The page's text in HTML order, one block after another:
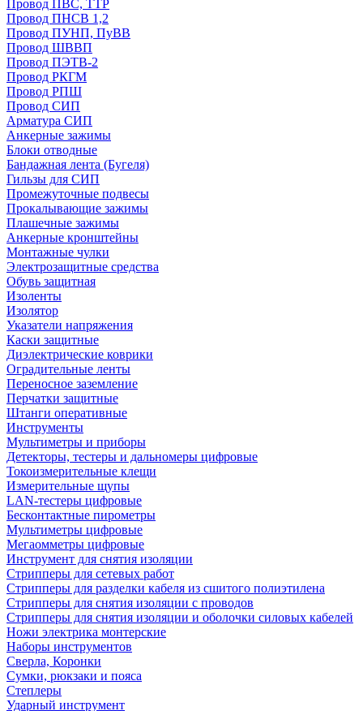
Провод ПВС, ТТР
Провод ПНСВ 1,2
Провод ПУНП, ПуВВ
Провод ШВВП
Провод ПЭТВ-2
Провод РКГМ
Провод РПШ
Провод СИП
Арматура СИП
Анкерные зажимы
Блоки отводные
Бандажная лента (Бугеля)
Гильзы для СИП
Промежуточные подвесы
Прокалывающие зажимы
Плашечные зажимы
Анкерные кронштейны
Монтажные чулки
Электрозащитные средства
Обувь защитная
Изоленты
Изолятор
Указатели напряжения
Каски защитные
Диэлектрические коврики
Оградительные ленты
Переносное заземление
Перчатки защитные
Штанги оперативные
Инструменты
Мультиметры и приборы
Детекторы, тестеры и дальномеры цифровые
Токоизмерительные клещи
Измерительные щупы
LAN-тестеры цифровые
Бесконтактные пирометры
Мультиметры цифровые
Мегаомметры цифровые
Инструмент для снятия изоляции
Стрипперы для сетевых работ
Стрипперы для разделки кабеля из сшитого полиэтилена
Cтрипперы для снятия изоляции с проводов
Стрипперы для снятия изоляции и оболочки силовых кабелей
Ножи электрика монтерские
Наборы инструментов
Сверла, Коронки
Сумки, рюкзаки и пояса
Степлеры
Ударный инструмент